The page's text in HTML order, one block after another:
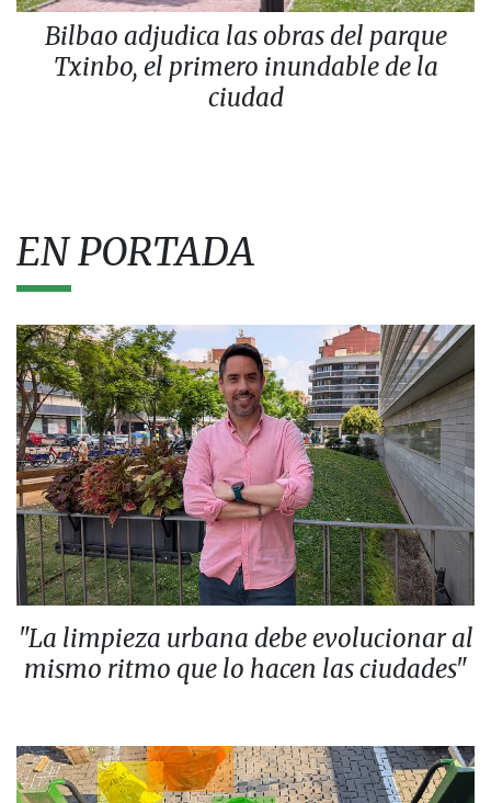
Bilbao adjudica las obras del parque
Txinbo, el primero inundable de la
ciudad
EN PORTADA
"La limpieza urbana debe evolucionar al
mismo ritmo que lo hacen las ciudades"